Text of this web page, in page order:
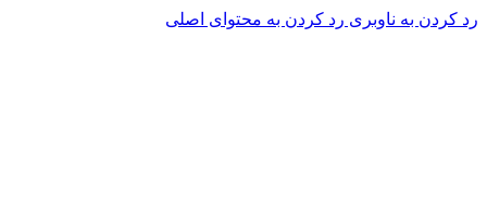
رد کردن به ناوبری رد کردن به محتوای اصلی